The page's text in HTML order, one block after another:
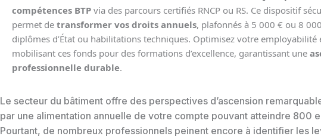
compétences BTP via des parcours certifiés RNCP ou RS. Ce dispositif
permet de transformer vos droits annuels, plafonnés à 5 000 € ou 8
diplômes d’État ou habilitations techniques. Optimisez votre employabilité
mobilisant ces fonds pour des formations d’excellence, garantissant une
professionnelle durable.
Le secteur du bâtiment offre des perspectives d’ascension
par une alimentation annuelle de votre compte pouvant atteindre 800
Pourtant, de nombreux professionnels peinent encore à identifier les